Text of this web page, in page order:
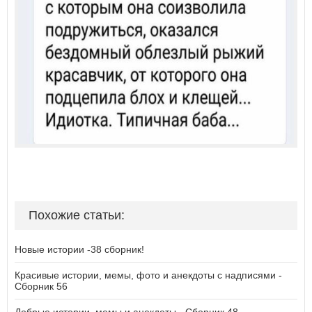
Похожие статьи:
Новые истории -38 сборник!
Красивые истории, мемы, фото и анекдоты с надписями -
Сборник 56